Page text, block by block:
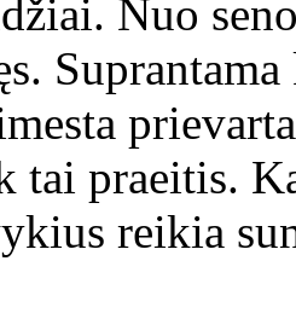
Nuo
tai praeitis.
reikia